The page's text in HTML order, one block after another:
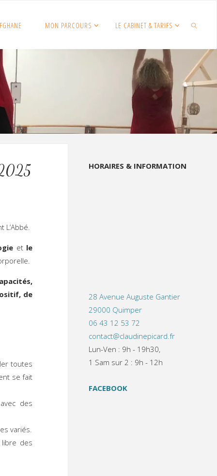
MON PARCOURS LE CABINET & TARIFS
SEARCH
2025
et le
de
toutes
se fait
des
variés.
des
HORAIRES & INFORMATION
28 Avenue Auguste Gantier
29000 Quimper
06 43 12 53 72
contact@claudinepicard.fr
Lun-Ven : 9h - 19h30,
1 Sam sur 2 : 9h - 12h
FACEBOOK